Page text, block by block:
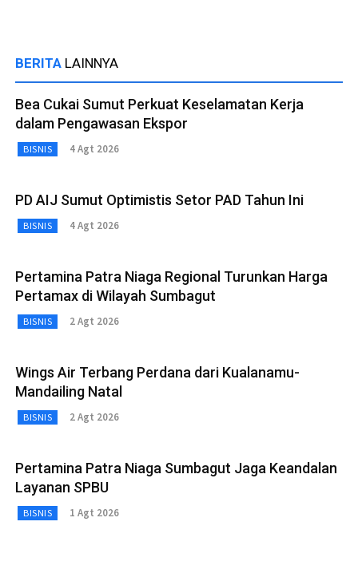
BERITA LAINNYA
Bea Cukai Sumut Perkuat Keselamatan Kerja
dalam Pengawasan Ekspor
BISNIS 4 Agt 2026
PD AIJ Sumut Optimistis Setor PAD Tahun Ini
BISNIS 4 Agt 2026
Pertamina Patra Niaga Regional Turunkan Harga
Pertamax di Wilayah Sumbagut
BISNIS 2 Agt 2026
Wings Air Terbang Perdana dari Kualanamu-
Mandailing Natal
BISNIS 2 Agt 2026
Pertamina Patra Niaga Sumbagut Jaga Keandalan
Layanan SPBU
BISNIS 1 Agt 2026